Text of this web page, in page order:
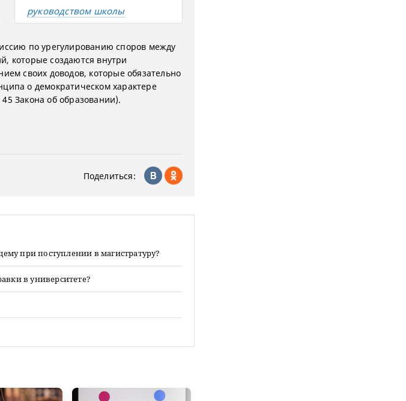
руководством школы
по урегулированию споров между
которые создаются внутри
своих доводов, которые обязательно
о демократическом характере
Закона об образовании).
Поделиться:
при поступлении в магистратуру?
в университете?